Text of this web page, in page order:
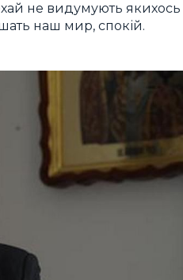
не видумують якихось
наш мир, спокій.